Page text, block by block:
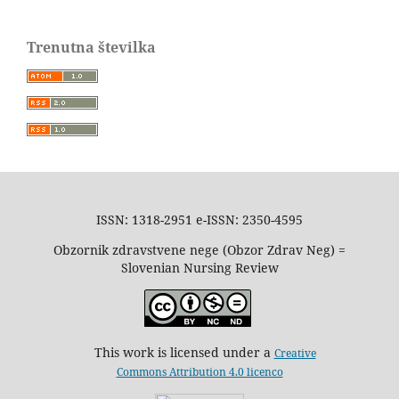
Trenutna številka
ISSN: 1318-2951 e-ISSN: 2350-4595
Obzornik zdravstvene nege (Obzor Zdrav Neg) =
Slovenian Nursing Review
This work is licensed under a Creative
Commons Attribution 4.0 licenco